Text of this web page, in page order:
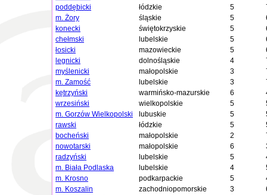
poddębicki
łódzkie 5
m. Żory
śląskie 5
konecki
świętokrzyskie 5
chełmski
lubelskie 5
łosicki
mazowieckie 5
legnicki
dolnośląskie 4
myślenicki
małopolskie 3
m. Zamość
lubelskie 3
kętrzyński
warmińsko-mazurskie 6
wrzesiński
wielkopolskie 5
m. Gorzów Wielkopolski
lubuskie 5
rawski
łódzkie 5
bocheński
małopolskie 2
nowotarski
małopolskie 6
radzyński
lubelskie 5
m. Biała Podlaska
lubelskie 4
m. Krosno
podkarpackie 5
m. Koszalin
zachodniopomorskie 3